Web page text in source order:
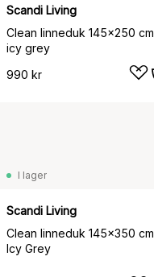
Scandi Living
Clean linneduk 145x250 cm,
icy grey
990 kr
I lager
Scandi Living
Clean linneduk 145x350 cm,
Icy Grey